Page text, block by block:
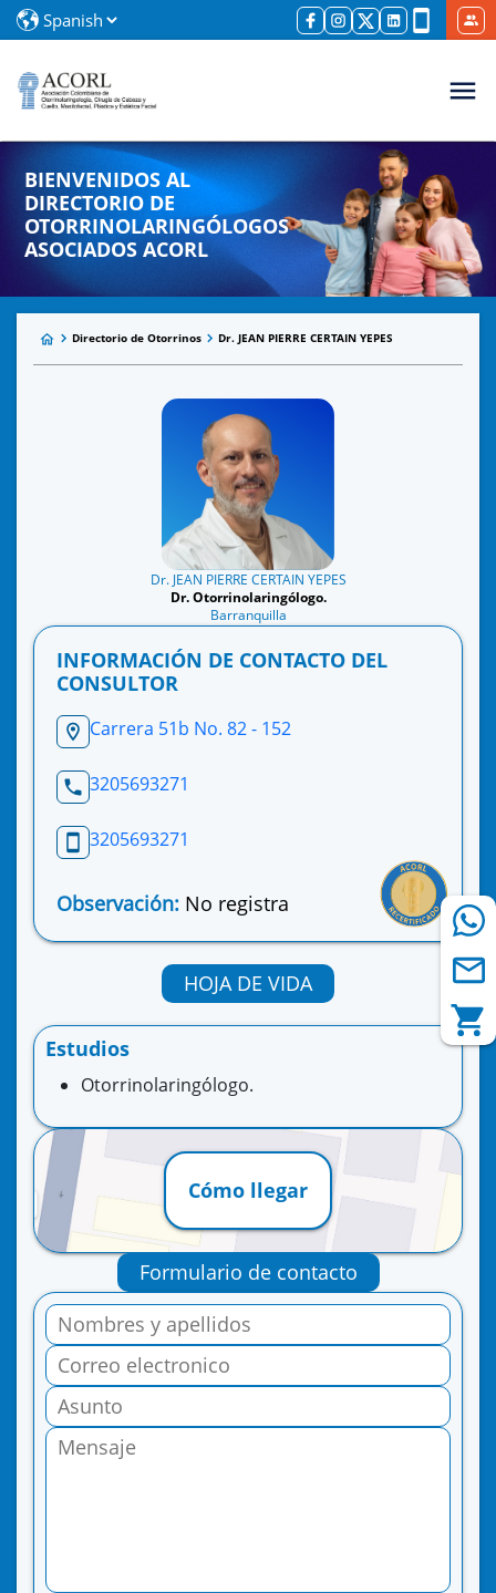
BIENVENIDOS AL
DIRECTORIO DE
OTORRINOLARINGÓLOGOS
ASOCIADOS ACORL
Directorio de Otorrinos Dr. JEAN PIERRE CERTAIN YEPES
Dr. JEAN PIERRE CERTAIN YEPES
Dr. Otorrinolaringólogo.
Barranquilla
INFORMACIÓN DE CONTACTO DEL
CONSULTOR
Carrera 51b No. 82 - 152
3205693271
3205693271
Observación: No registra
HOJA DE VIDA
Estudios
Otorrinolaringólogo.
Cómo llegar
Formulario de contacto